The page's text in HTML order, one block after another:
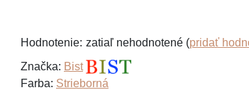
Hodnotenie: zatiaľ nehodnotené (pridať
Značka: Bist
Farba: Strieborná